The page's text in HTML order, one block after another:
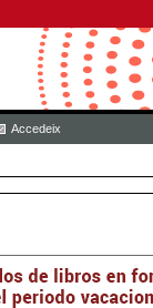
Accedeix